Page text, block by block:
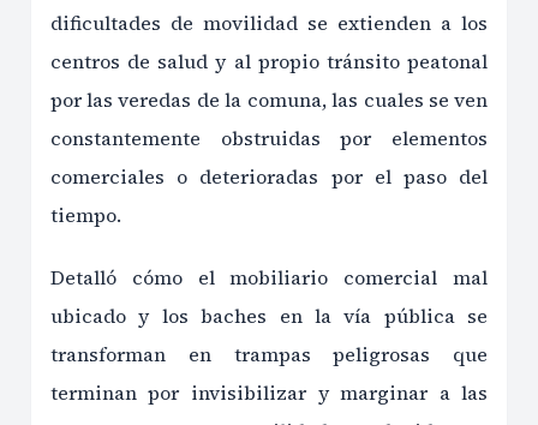
dificultades de movilidad se extienden a los
centros de salud y al propio tránsito peatonal
por las veredas de la comuna, las cuales se ven
constantemente obstruidas por elementos
comerciales o deterioradas por el paso del
tiempo.
Detalló cómo el mobiliario comercial mal
ubicado y los baches en la vía pública se
transforman en trampas peligrosas que
terminan por invisibilizar y marginar a las